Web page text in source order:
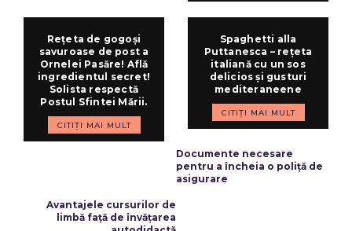
Rețeta de gogoși
savuroase de post a
Ornelei Pasăre! Află
ingredientul secret!
Solista respectă
Postul Sfintei Mării.
CITIȚI MAI MULT
Spaghetti alla
Puttanesca – rețeta
italiană cu un sos
delicios și gusturi
mediteraneene
CITIȚI MAI MULT
Documente necesare
pentru a încheia o poliță de
asigurare
Avantajele cursurilor de
limbă față de învățarea